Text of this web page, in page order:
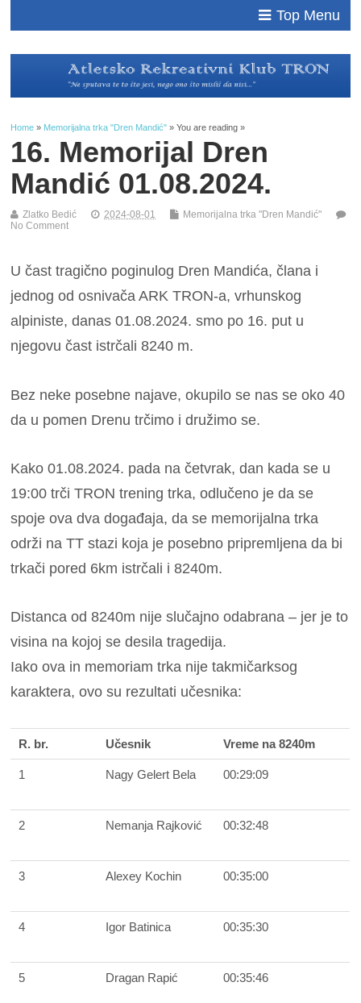
Top Menu
Home » Memorijalna trka "Dren Mandić" » You are reading »
16. Memorijal Dren
Mandić 01.08.2024.
Zlatko Bedić 2024-08-01
Memorijalna trka "Dren Mandić"
No Comment
U čast tragično poginulog Dren Mandića, člana i
jednog od osnivača ARK TRON-a, vrhunskog
alpiniste, danas 01.08.2024. smo po 16. put u
njegovu čast istrčali 8240 m.
Bez neke posebne najave, okupilo se nas se oko 40
da u pomen Drenu trčimo i družimo se.
Kako 01.08.2024. pada na četvrak, dan kada se u
19:00 trči TRON trening trka, odlučeno je da se
spoje ova dva događaja, da se memorijalna trka
održi na TT stazi koja je posebno pripremljena da bi
trkači pored 6km istrčali i 8240m.
Distanca od 8240m nije slučajno odabrana – jer je to
visina na kojoj se desila tragedija.
Iako ova in memoriam trka nije takmičarksog
karaktera, ovo su rezultati učesnika:
R. br. Učesnik Vreme na 8240m
1 Nagy Gelert Bela 00:29:09
2 Nemanja Rajković 00:32:48
3 Alexey Kochin 00:35:00
4 Igor Batinica 00:35:30
5 Dragan Rapić 00:35:46